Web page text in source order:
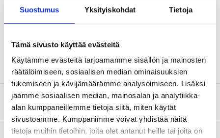
Suostumus Yksityiskohdat Tietoja
Tämä sivusto käyttää evästeitä
Käytämme evästeitä tarjoamamme sisällön ja mainosten
räätälöimiseen, sosiaalisen median ominaisuuksien
tukemiseen ja kävijämäärämme analysoimiseen. Lisäksi
jaamme sosiaalisen median, mainosalan ja analytiikka-
alan kumppaneillemme tietoja siitä, miten käytät
sivustoamme. Kumppanimme voivat yhdistää näitä
tietoja muihin tietoihin, joita olet antanut heille tai joita on
Längd
120 mm
Max belastning
Om tillverkaren